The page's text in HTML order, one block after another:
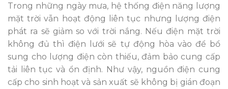
Trong những ngày mưa, hệ thống điện năng lượng
mặt trời vẫn hoạt động liên tục nhưng lượng điện
phát ra sẽ giảm so với trời nắng. Nếu điện mặt trời
không đủ thì điện lưới sẽ tự động hòa vào để bổ
sung cho lượng điện còn thiếu, đảm bảo cung cấp
tải liên tục và ổn định. Như vậy, nguồn điện cung
cấp cho sinh hoạt và sản xuất sẽ không bị gián đoạn